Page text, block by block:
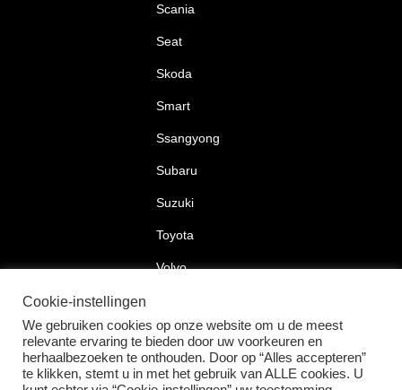
Scania
Seat
Skoda
Smart
Ssangyong
Subaru
Suzuki
Toyota
Volvo
2026 © Car Lock Systems
Cookie-instellingen
We gebruiken cookies op onze website om u de meest
relevante ervaring te bieden door uw voorkeuren en
herhaalbezoeken te onthouden. Door op “Alles accepteren”
te klikken, stemt u in met het gebruik van ALLE cookies. U